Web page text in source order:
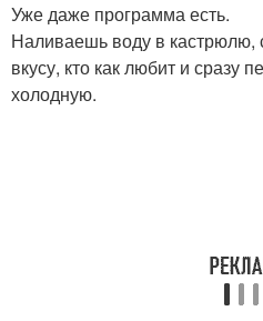
Уже даже программа есть.
Наливаешь воду в
вкусу, кто как любит и сразу
холодную.